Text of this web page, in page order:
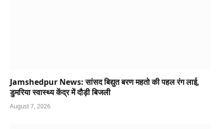
Jamshedpur News: सांसद बिद्युत बरण महतो की पहल रंग लाई,
डुमरिया स्वास्थ्य केंद्र में दौड़ी बिजली
August 7, 2026